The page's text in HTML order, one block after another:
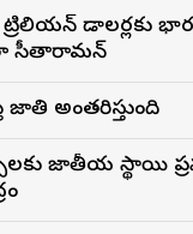
డాలర్లకు
సీతారామన్
అంతరిస్తుంది
జాతీయ స్థాయి